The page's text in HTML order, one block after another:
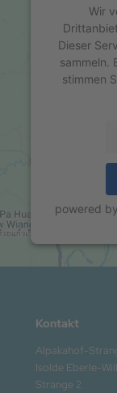
Wir
Dieser
sammeln.
stimmen
powered by
Kontakt
Alpakahof-
Isolde Eberle-Will
Strange 2